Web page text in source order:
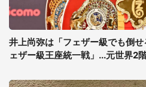
井上尚弥は「フェザー級でも倒
ェザー級王座統一戦」...元世界2